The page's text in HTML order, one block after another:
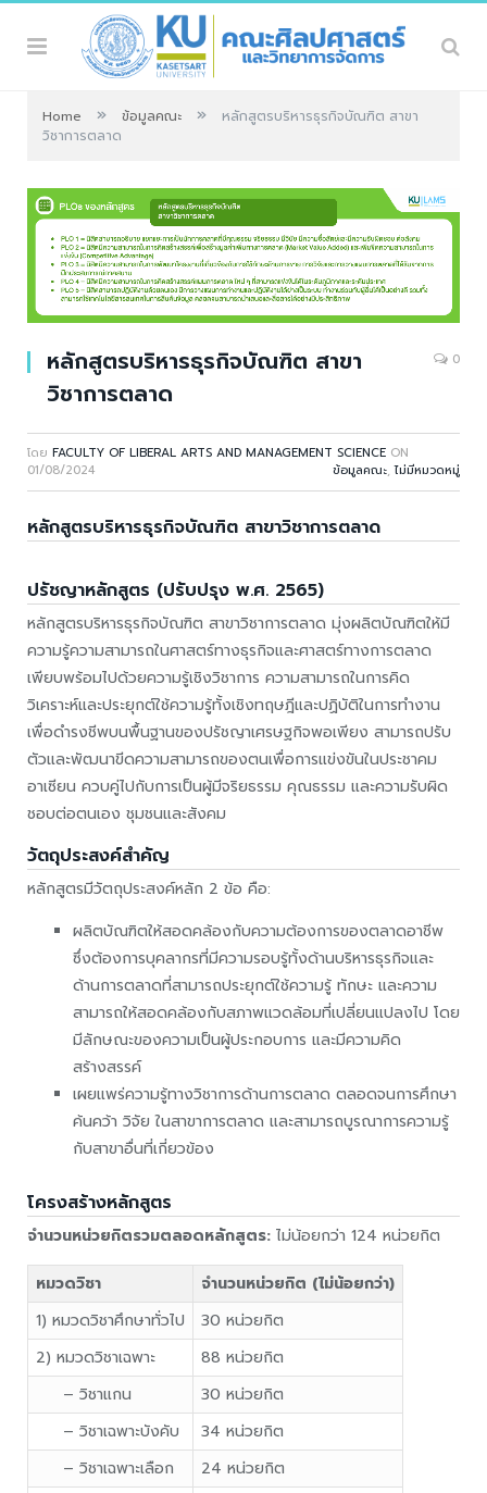
Home » ข้อมูลคณะ »
หลักสูตรบริหารธุรกิจบัณฑิต สาขา
วิชาการตลาด
หลักสูตรบริหารธุรกิจบัณฑิต สาขา
วิชาการตลาด
0
โดย FACULTY OF LIBERAL ARTS AND MANAGEMENT SCIENCE ON
01/08/2024
ข้อมูลคณะ,ไม่มีหมวดหมู่
หลักสูตรบริหารธุรกิจบัณฑิต สาขาวิชาการตลาด
ปรัชญาหลักสูตร (ปรับปรุง พ.ศ. 2565)
หลักสูตรบริหารธุรกิจบัณฑิต สาขาวิชาการตลาด มุ่งผลิตบัณฑิตให้มี
ความรู้ความสามารถในศาสตร์ทางธุรกิจและศาสตร์ทางการตลาด
เพียบพร้อมไปด้วยความรู้เชิงวิชาการ ความสามารถในการคิด
วิเคราะห์และประยุกต์ใช้ความรู้ทั้งเชิงทฤษฎีและปฏิบัติในการทำงาน
เพื่อดำรงชีพบนพื้นฐานของปรัชญาเศรษฐกิจพอเพียง สามารถปรับ
ตัวและพัฒนาขีดความสามารถของตนเพื่อการแข่งขันในประชาคม
อาเซียน ควบคู่ไปกับการเป็นผู้มีจริยธรรม คุณธรรม และความรับผิด
ชอบต่อตนเอง ชุมชนและสังคม
วัตถุประสงค์สำคัญ
หลักสูตรมีวัตถุประสงค์หลัก 2 ข้อ คือ:
ผลิตบัณฑิตให้สอดคล้องกับความต้องการของตลาดอาชีพ
ซึ่งต้องการบุคลากรที่มีความรอบรู้ทั้งด้านบริหารธุรกิจและ
ด้านการตลาดที่สามารถประยุกต์ใช้ความรู้ ทักษะ และความ
สามารถให้สอดคล้องกับสภาพแวดล้อมที่เปลี่ยนแปลงไป โดย
มีลักษณะของความเป็นผู้ประกอบการ และมีความคิด
สร้างสรรค์
เผยแพร่ความรู้ทางวิชาการด้านการตลาด ตลอดจนการศึกษา
ค้นคว้า วิจัย ในสาขาการตลาด และสามารถบูรณาการความรู้
กับสาขาอื่นที่เกี่ยวข้อง
โครงสร้างหลักสูตร
จำนวนหน่วยกิตรวมตลอดหลักสูตร: ไม่น้อยกว่า 124 หน่วยกิต
หมวดวิชา
จำนวนหน่วยกิต (ไม่น้อยกว่า)
1) หมวดวิชาศึกษาทั่วไป
30 หน่วยกิต
2) หมวดวิชาเฉพาะ
88 หน่วยกิต
– วิชาแกน
30 หน่วยกิต
– วิชาเฉพาะบังคับ
34 หน่วยกิต
– วิชาเฉพาะเลือก
24 หน่วยกิต